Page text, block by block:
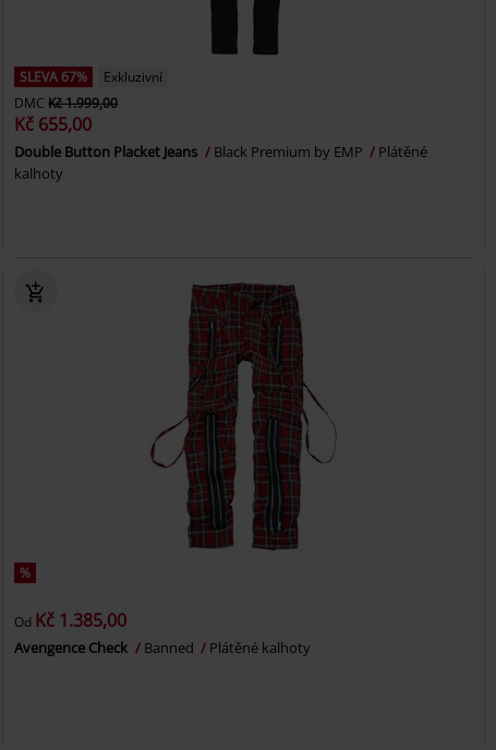
SLEVA 67%
Exkluzivní
DMC Kč 1.999,00
Kč 655,00
Double Button Placket Jeans Black Premium by EMP
Plátěné
kalhoty
%
Od Kč 1.385,00
Avengence Check Banned Plátěné kalhoty